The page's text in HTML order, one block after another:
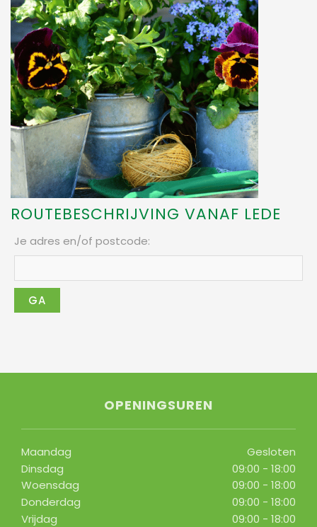
ROUTEBESCHRIJVING VANAF LEDE
Je adres en/of postcode:
OPENINGSUREN
Maandag
Gesloten
Dinsdag
09:00 - 18:00
Woensdag
09:00 - 18:00
Donderdag
09:00 - 18:00
Vrijdag
09:00 - 18:00